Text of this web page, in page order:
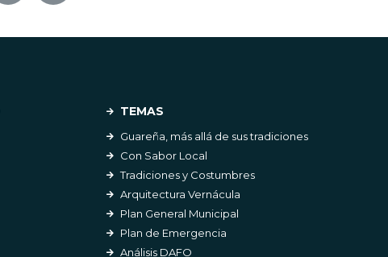
TEMAS
Guareña, más allá de sus tradiciones
Con Sabor Local
Tradiciones y Costumbres
Arquitectura Vernácula
Plan General Municipal
Plan de Emergencia
Análisis DAFO